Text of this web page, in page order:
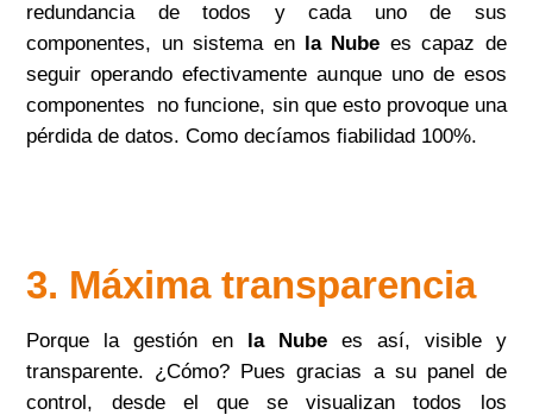
redundancia de todos y cada uno de sus
componentes, un sistema en la Nube es capaz de
seguir operando efectivamente aunque uno de esos
componentes no funcione, sin que esto provoque una
pérdida de datos. Como decíamos fiabilidad 100%.
3. Máxima transparencia
Porque la gestión en la Nubees así, visible y
transparente. ¿Cómo? Pues gracias a su panel de
control, desde el que se visualizan todos los